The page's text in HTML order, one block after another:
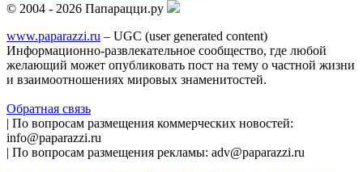
© 2004 - 2026 Папарацци.ру
www.paparazzi.ru – UGC (user generated content)
Информационно-развлекательное сообщество, где любой
желающий может опубликовать пост на тему о частной жизни
и взаимоотношениях мировых знаменитостей.
Обратная связь
| По вопросам размещения коммерческих новостей:
info@paparazzi.ru
| По вопросам размещения рекламы: adv@paparazzi.ru